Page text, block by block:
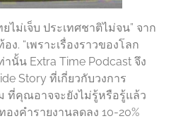
ไม่เจ็บ ประเทศชาติไม่จน” จาก
. “เพราะเรื่องราวของโลก
นั้น Extra Time Podcast จึง
Story ที่เกี่ยวกับวงการ
ที่คุณอาจจะยังไม่รู้หรือรู้แล้ว
งคำรายงานลดลง 10-20%